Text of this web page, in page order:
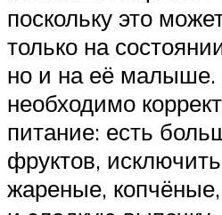
поскольку это
только на
но и на её малыше.
необходимо
питание: есть
фруктов,
жареные,